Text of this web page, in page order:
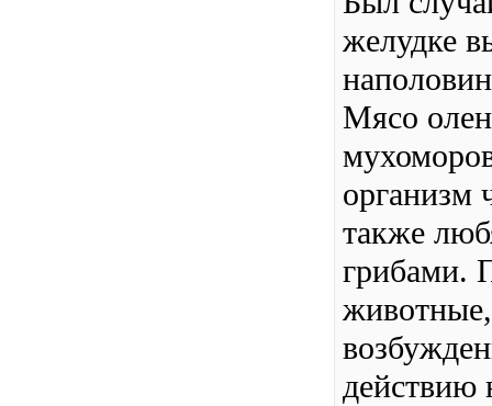
желудке
Мясо
организм
также
грибами.
действию